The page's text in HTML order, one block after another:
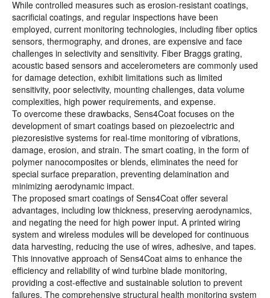
While controlled measures such as erosion-resistant coatings,
sacrificial coatings, and regular inspections have been
employed, current monitoring technologies, including fiber optics
sensors, thermography, and drones, are expensive and face
challenges in selectivity and sensitivity. Fiber Braggs grating,
acoustic based sensors and accelerometers are commonly used
for damage detection, exhibit limitations such as limited
sensitivity, poor selectivity, mounting challenges, data volume
complexities, high power requirements, and expense.
To overcome these drawbacks, Sens4Coat focuses on the
development of smart coatings based on piezoelectric and
piezoresistive systems for real-time monitoring of vibrations,
damage, erosion, and strain. The smart coating, in the form of
polymer nanocomposites or blends, eliminates the need for
special surface preparation, preventing delamination and
minimizing aerodynamic impact.
The proposed smart coatings of Sens4Coat offer several
advantages, including low thickness, preserving aerodynamics,
and negating the need for high power input. A printed wiring
system and wireless modules will be developed for continuous
data harvesting, reducing the use of wires, adhesive, and tapes.
This innovative approach of Sens4Coat aims to enhance the
efficiency and reliability of wind turbine blade monitoring,
providing a cost-effective and sustainable solution to prevent
failures. The comprehensive structural health monitoring system